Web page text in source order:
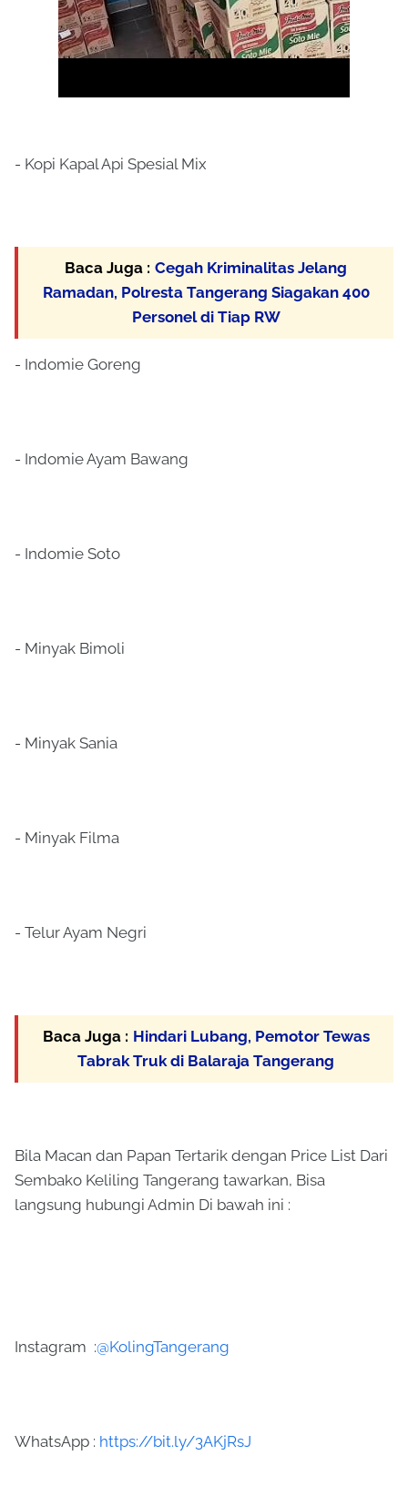
- Kopi Kapal Api Spesial Mix
Baca Juga : Cegah Kriminalitas Jelang
Ramadan, Polresta Tangerang Siagakan 400
Personel di Tiap RW
- Indomie Goreng
- Indomie Ayam Bawang
- Indomie Soto
- Minyak Bimoli
- Minyak Sania
- Minyak Filma
- Telur Ayam Negri
Baca Juga : Hindari Lubang, Pemotor Tewas
Tabrak Truk di Balaraja Tangerang
Bila Macan dan Papan Tertarik dengan Price List Dari
Sembako Keliling Tangerang tawarkan, Bisa
langsung hubungi Admin Di bawah ini :
Instagram :@KolingTangerang
WhatsApp : https://bit.ly/3AKjRsJ